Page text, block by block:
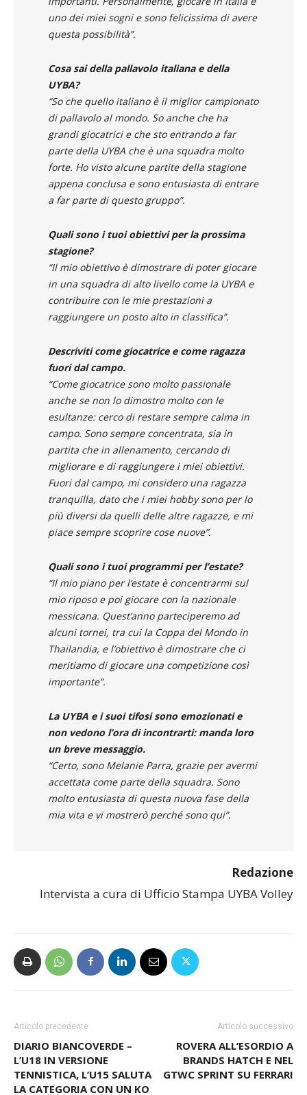
importanti. Personalmente, giocare in Italia è
uno dei miei sogni e sono felicissima di avere
Cosa sai della pallavolo italiana e della
UYBA?
“So che quello italiano è il miglior campionato
di pallavolo al mondo. So anche che ha
grandi giocatrici e che sto entrando a far
parte della UYBA che è una squadra molto
forte. Ho visto alcune partite della stagione
appena conclusa e sono entusiasta di entrare
Quali sono i tuoi obiettivi per la prossima
stagione?
“Il mio obiettivo è dimostrare di poter giocare
in una squadra di alto livello come la UYBA e
contribuire con le mie prestazioni a
Descriviti come giocatrice e come ragazza
fuori dal campo.
“Come giocatrice sono molto passionale
anche se non lo dimostro molto con le
esultanze: cerco di restare sempre calma in
campo. Sono sempre concentrata, sia in
partita che in allenamento, cercando di
migliorare e di raggiungere i miei obiettivi.
Fuori dal campo, mi considero una ragazza
tranquilla, dato che i miei hobby sono per lo
più diversi da quelli delle altre ragazze, e mi
Quali sono i tuoi programmi per l’estate?
“Il mio piano per l’estate è concentrarmi sul
mio riposo e poi giocare con la nazionale
messicana. Quest’anno parteciperemo ad
alcuni tornei, tra cui la Coppa del Mondo in
Thailandia, e l’obiettivo è dimostrare che ci
meritiamo di giocare una competizione così
La UYBA e i suoi tifosi sono emozionati e
non vedono l’ora di incontrarti: manda loro
un breve messaggio.
“Certo, sono Melanie Parra, grazie per avermi
accettata come parte della squadra. Sono
molto entusiasta di questa nuova fase della
Intervista a cura di Ufficio Stampa UYBA Volley
DIARIO BIANCOVERDE –
L’U18 IN VERSIONE
TENNISTICA, L’U15 SALUTA
ROVERA ALL’ESORDIO A
BRANDS HATCH E NEL